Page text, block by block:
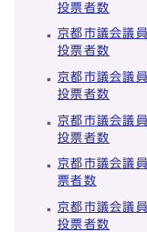
投票者数
京都市議会議
投票者数
京都市議会議
投票者数
京都市議会議
投票者数
京都市議会議
票者数
京都市議会議
投票者数